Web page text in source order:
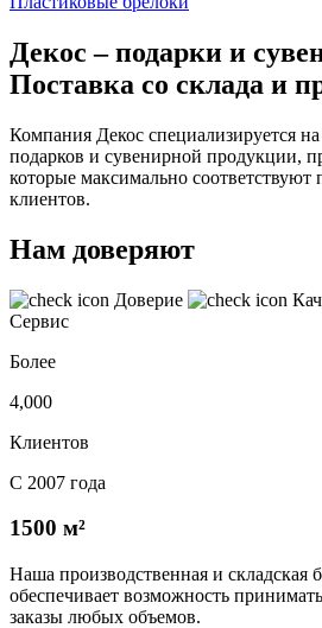
Декос – подарки и
Поставка со склада и
Компания Декос специализируется
подарков и сувенирной продукции,
которые максимально
клиентов.
Нам доверяют
Доверие
Сервис
Более
4,000
Клиентов
С 2007 года
1500 м²
Наша производственная и складская
обеспечивает возможность
заказы любых объемов.